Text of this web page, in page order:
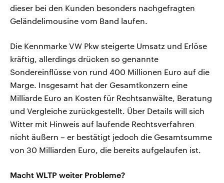
dieser bei den Kunden besonders nachgefragten
Geländelimousine vom Band laufen.
Die Kennmarke VW Pkw steigerte Umsatz und Erlöse
kräftig, allerdings drücken so genannte
Sondereinflüsse von rund 400 Millionen Euro auf die
Marge. Insgesamt hat der Gesamtkonzern eine
Milliarde Euro an Kosten für Rechtsanwälte, Beratung
und Vergleiche zurückgestellt. Über Details will sich
Witter mit Hinweis auf laufende Rechtsverfahren
nicht äußern – er bestätigt jedoch die Gesamtsumme
von 30 Milliarden Euro, die bereits aufgelaufen ist.
Macht WLTP weiter Probleme?